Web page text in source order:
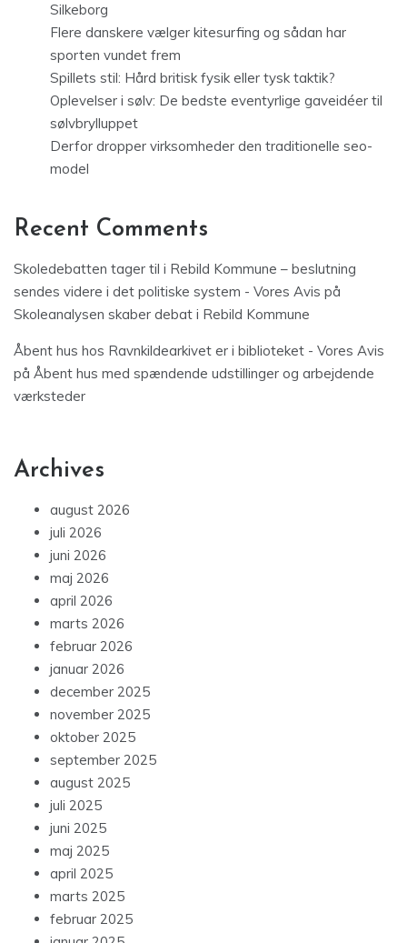
Silkeborg
Flere danskere vælger kitesurfing og sådan har
sporten vundet frem
Spillets stil: Hård britisk fysik eller tysk taktik?
Oplevelser i sølv: De bedste eventyrlige gaveidéer til
sølvbrylluppet
Derfor dropper virksomheder den traditionelle seo-
model
Recent Comments
Skoledebatten tager til i Rebild Kommune – beslutning
sendes videre i det politiske system - Vores Avis på
Skoleanalysen skaber debat i Rebild Kommune
Åbent hus hos Ravnkildearkivet er i biblioteket - Vores Avis
på Åbent hus med spændende udstillinger og arbejdende
værksteder
Archives
august 2026
juli 2026
juni 2026
maj 2026
april 2026
marts 2026
februar 2026
januar 2026
december 2025
november 2025
oktober 2025
september 2025
august 2025
juli 2025
juni 2025
maj 2025
april 2025
marts 2025
februar 2025